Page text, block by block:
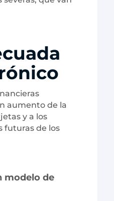
aumento de la
y a los
futuras de los
modelo de